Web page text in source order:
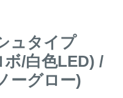
ュタイプ
/白色LED) /
ーグロー)